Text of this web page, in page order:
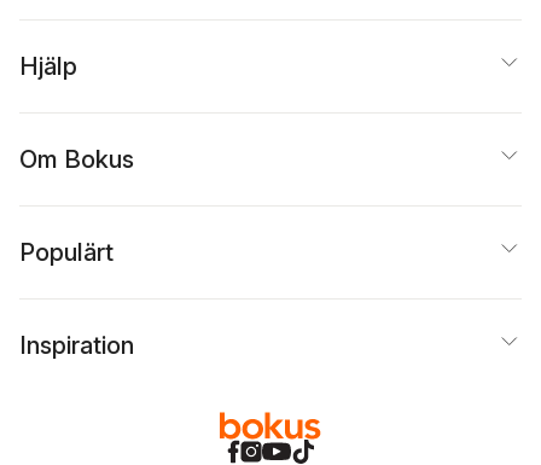
Hjälp
Om Bokus
Populärt
Inspiration